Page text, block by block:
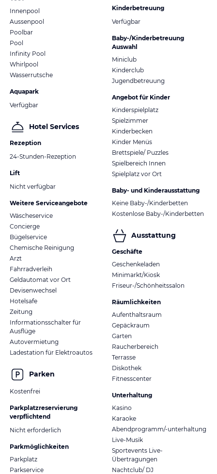
Innenpool
Aussenpool
Poolbar
Pool
Infinity Pool
Whirlpool
Wasserrutsche
Aquapark
Verfügbar
Hotel Services
Rezeption
24-Stunden-Rezeption
Lift
Nicht verfügbar
Weitere Serviceangebote
Wäscheservice
Concierge
Bügelservice
Chemische Reinigung
Arzt
Fahrradverleih
Geldautomat vor Ort
Devisenwechsel
Hotelsafe
Zeitung
Informationsschalter für
Ausflüge
Autovermietung
Ladestation für Elektroautos
Parken
Kostenfrei
Parkplatzreservierung
verpflichtend
Nicht erforderlich
Parkmöglichkeiten
Parkplatz
Parkservice
Kinderbetreuung
Verfügbar
Baby-/Kinderbetreuung
Auswahl
Miniclub
Kinderclub
Jugendbetreuung
Angebot für Kinder
Kinderspielplatz
Spielzimmer
Kinderbecken
Kinder Menüs
Brettspiele/ Puzzles
Spielbereich Innen
Spielplatz vor Ort
Baby- und Kinderausstattung
Keine Baby-/Kinderbetten
Kostenlose Baby-/Kinderbetten
Ausstattung
Geschäfte
Geschenkeladen
Minimarkt/Kiosk
Friseur-/Schönheitssalon
Räumlichkeiten
Aufenthaltsraum
Gepäckraum
Garten
Raucherbereich
Terrasse
Diskothek
Fitnesscenter
Unterhaltung
Kasino
Karaoke
Abendprogramm/-unterhaltung
Live-Musik
Sportevents Live-
Übertragungen
Nachtclub/ DJ